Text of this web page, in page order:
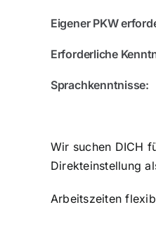
Eigener PKW
Erforderliche
Sprachkenntnisse:
Wir suchen DICH
Direkteinstellung
Arbeitszeiten